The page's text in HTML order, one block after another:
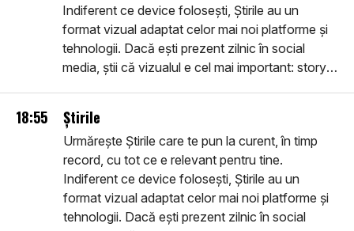
Indiferent ce device folosești, Știrile au un
format vizual adaptat celor mai noi platforme și
tehnologii. Dacă ești prezent zilnic în social
media, știi că vizualul e cel mai important: story-
utile, inteligente, ușor de urmărit. Intră în
comunitatea smart: află Știrile.
18:55 Știrile
Urmărește Știrile care te pun la curent, în timp
record, cu tot ce e relevant pentru tine.
Indiferent ce device folosești, Știrile au un
format vizual adaptat celor mai noi platforme și
tehnologii. Dacă ești prezent zilnic în social